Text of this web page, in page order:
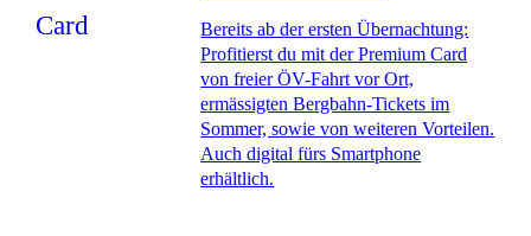
Bereits ab der ersten Übernachtung:
Profitierst du mit der Premium Card
von freier ÖV-Fahrt vor Ort,
ermässigten Bergbahn-Tickets im
Sommer, sowie von weiteren Vorteilen.
Auch digital fürs Smartphone
erhältlich.